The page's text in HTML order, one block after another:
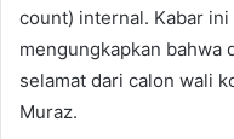
count) internal. Kabar
mengungkapkan bahwa
selamat dari calon wali
Muraz.